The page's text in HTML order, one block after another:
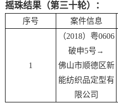
摇珠结果（第三十轮）：
序号 案件信息
1
（2018）粤0606
破申5号 →
佛山市顺德区新
能纺织品定型有
限公司